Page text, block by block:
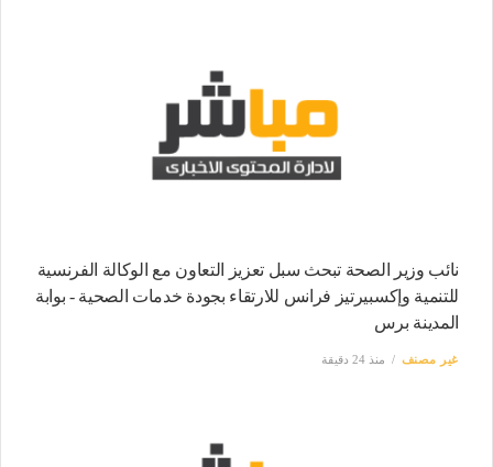
نائب وزير الصحة تبحث سبل تعزيز التعاون مع الوكالة الفرنسية
للتنمية وإكسبيرتيز فرانس للارتقاء بجودة خدمات الصحية - بوابة
المدينة برس
غير مصنف منذ 24 دقيقة